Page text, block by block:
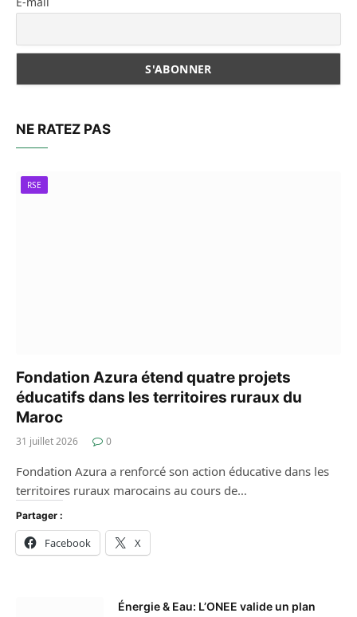
NE RATEZ PAS
RSE
Fondation Azura étend quatre projets
éducatifs dans les territoires ruraux du
Maroc
31 juillet 2026 0
Fondation Azura a renforcé son action éducative dans les
territoires ruraux marocains au cours de…
Partager :
Facebook X
Énergie & Eau: L’ONEE valide un plan